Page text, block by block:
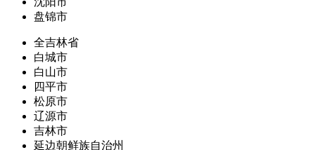
盘锦市
全吉林省
白城市
白山市
四平市
松原市
辽源市
吉林市
延边朝鲜族自治州